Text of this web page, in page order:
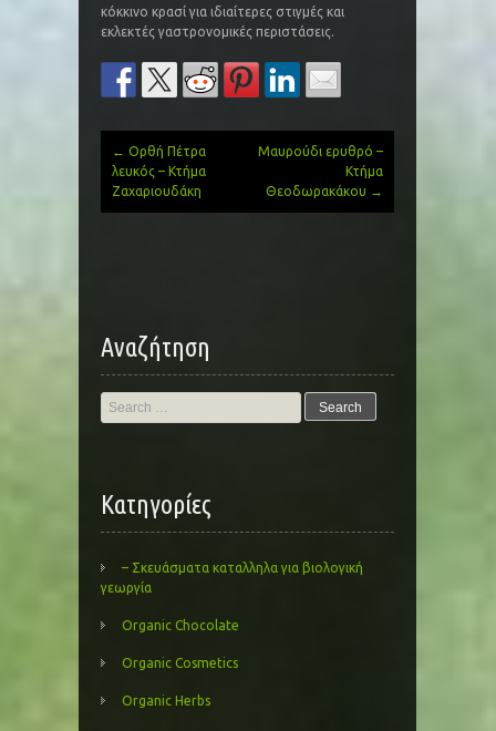
κόκκινο κρασί για ιδιαίτερες στιγμές και
εκλεκτές γαστρονομικές περιστάσεις.
Post
navigation
← Ορθή Πέτρα
λευκός – Κτήμα
Ζαχαριουδάκη
Μαυρούδι ερυθρό –
Κτήμα
Θεοδωρακάκου →
Αναζήτηση
Search
for:
Kατηγορίες
– Σκευάσματα καταλληλα για βιολογική
γεωργία
Organic Chocolate
Organic Cosmetics
Organic Herbs